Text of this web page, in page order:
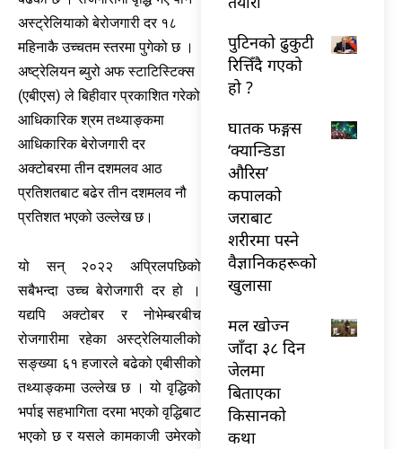
अस्ट्रेलियाको बेरोजगारी दर १८
महिनाकै उच्चतम स्तरमा पुगेको छ ।
अष्ट्रेलियन ब्युरो अफ स्टाटिस्टिक्स
(एबीएस) ले बिहीवार प्रकाशित गरेको
आधिकारिक श्रम तथ्याङ्कमा
आधिकारिक बेरोजगारी दर
अक्टोबरमा तीन दशमलव आठ
प्रतिशतबाट बढेर तीन दशमलव नौ
प्रतिशत भएको उल्लेख छ।
यो सन् २०२२ अप्रिलपछिको
सबैभन्दा उच्च बेरोजगारी दर हो ।
यद्यपि अक्टोबर र नोभेम्बरबीच
रोजगारीमा रहेका अस्ट्रेलियालीको
सङ्ख्या ६१ हजारले बढेको एबीसीको
तथ्याङ्कमा उल्लेख छ । यो वृद्धिको
भर्पाइ सहभागिता दरमा भएको वृद्धिबाट
भएको छ र यसले कामकाजी उमेरको
पुटिनको ढुकुटी
रित्तिँदै गएको
हो ?
घातक फङ्गस
‘क्यान्डिडा
औरिस’
कपालको
जराबाट
शरीरमा पस्ने
वैज्ञानिकहरूको
खुलासा
मल खोज्न
जाँदा ३८ दिन
जेलमा
बिताएका
किसानको
कथा